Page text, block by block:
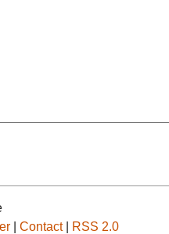
Contact| RSS 2.0